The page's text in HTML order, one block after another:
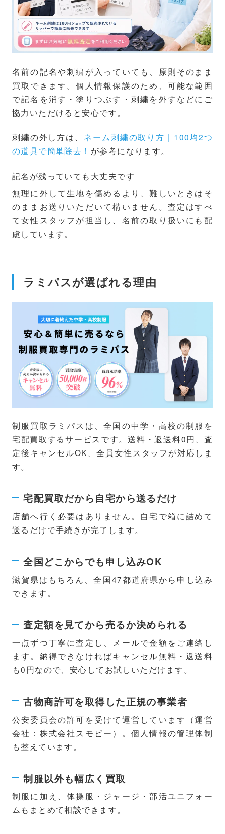
名前の記名や刺繍が入っていても、原則そのまま
買取できます。個人情報保護のため、可能な範囲
で記名を消す・塗りつぶす・刺繍を外すなどにご
協力いただけると安心です。
刺繍の外し方は、 ネーム刺繍の取り方｜100均2つ
の道具で簡単除去！ が参考になります。
記名が残っていても大丈夫です
無理に外して生地を傷めるより、難しいときはそ
のままお送りいただいて構いません。査定はすべ
て女性スタッフが担当し、名前の取り扱いにも配
慮しています。
ラミパスが選ばれる理由
制服買取ラミパスは、全国の中学・高校の制服を
宅配買取するサービスです。送料・返送料0円、査
定後キャンセルOK、全員女性スタッフが対応しま
す。
宅配買取だから自宅から送るだけ
店舗へ行く必要はありません。自宅で箱に詰めて
送るだけで手続きが完了します。
全国どこからでも申し込みOK
滋賀県はもちろん、全国47都道府県から申し込み
できます。
査定額を見てから売るか決められる
一点ずつ丁寧に査定し、メールで金額をご連絡し
ます。納得できなければキャンセル無料・返送料
も0円なので、安心してお試しいただけます。
古物商許可を取得した正規の事業者
公安委員会の許可を受けて運営しています（運営
会社：株式会社スモビー）。個人情報の管理体制
も整えています。
制服以外も幅広く買取
制服に加え、体操服・ジャージ・部活ユニフォー
ムもまとめて相談できます。